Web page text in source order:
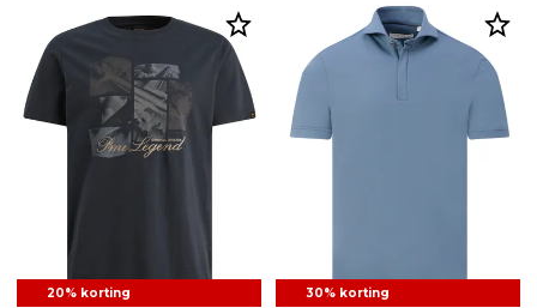
20% korting 30% korting